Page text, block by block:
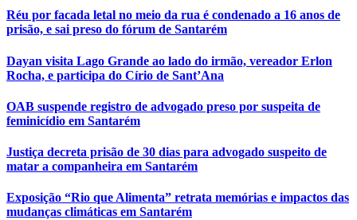
Réu por facada letal no meio da rua é condenado a 16 anos de
prisão, e sai preso do fórum de Santarém
Dayan visita Lago Grande ao lado do irmão, vereador Erlon
Rocha, e participa do Círio de Sant’Ana
OAB suspende registro de advogado preso por suspeita de
feminicídio em Santarém
Justiça decreta prisão de 30 dias para advogado suspeito de
matar a companheira em Santarém
Exposição “Rio que Alimenta” retrata memórias e impactos das
mudanças climáticas em Santarém